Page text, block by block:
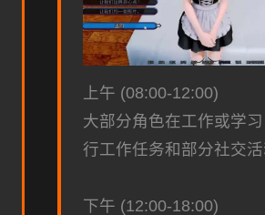
上午 (08:00-12:00)
大部分角色在工作或学
行工作任务和部分社交活
下午 (12:00-18:00)